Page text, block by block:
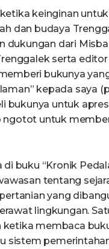
keinginan
dan budaya
dukungan dari
serta editor
bukunya
kepada saya
bukunya untuk
ngotot untuk
di buku “Kronik
tentang
yang
lingkungan.
membaca
sistem